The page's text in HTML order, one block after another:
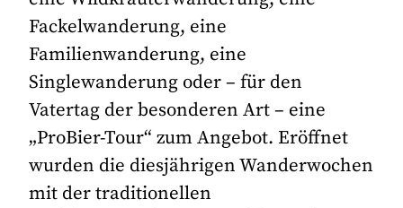
Fackelwanderung, eine
Familienwanderung, eine
Singlewanderung oder – für den
Vatertag der besonderen Art – eine
„ProBier-Tour“ zum Angebot. Eröffnet
wurden die diesjährigen Wanderwochen
mit der traditionellen